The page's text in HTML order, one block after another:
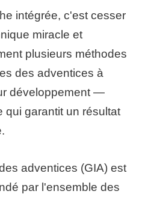
intégrée, c'est cesser
miracle et
plusieurs méthodes
des adventices à
développement —
qui garantit un résultat
adventices (GIA) est
par l'ensemble des